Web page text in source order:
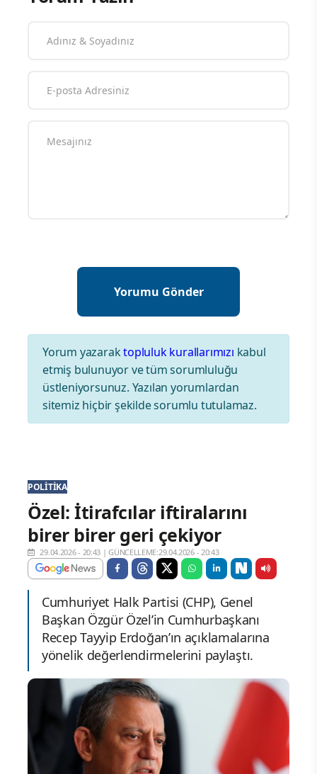
Yorum yazaraktopluluk kurallarımızı kabul
etmiş bulunuyor ve tüm sorumluluğu
üstleniyorsunuz. Yazılan yorumlardan
sitemiz hiçbir şekilde sorumlu tutulamaz.
POLITIKA
Özel: İtirafcılar iftiralarını
birer birer geri çekiyor
29.04.2026 - 20:43 |GÜNCELLEME:29.04.2026 - 20:43
Cumhuriyet Halk Partisi (CHP), Genel
Başkan Özgür Özel’in Cumhurbaşkanı
Recep Tayyip Erdoğan’ın açıklamalarına
yönelik değerlendirmelerini paylaştı.